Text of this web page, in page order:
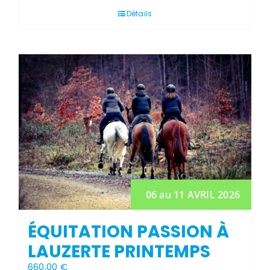
Détails
06 au 11 AVRIL 2026
ÉQUITATION PASSION À
LAUZERTE PRINTEMPS
660,00 €